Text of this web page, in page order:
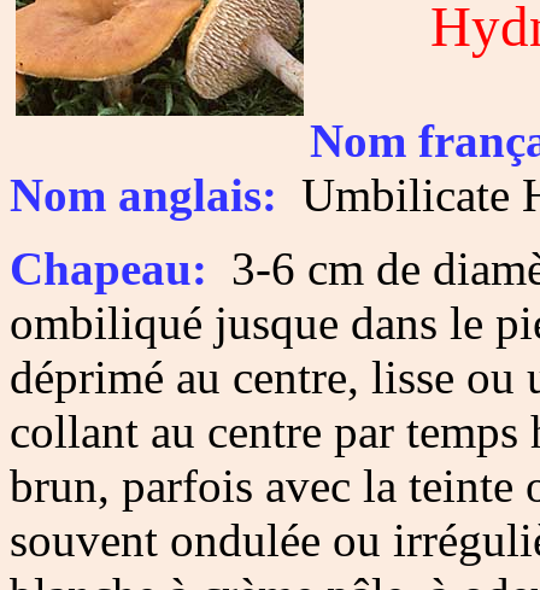
Nom
Nom anglais: Umbilicate
Chapeau: 3-6 cm de
ombiliqué jusque dans le
déprimé au centre, lisse ou
collant au centre par
brun, parfois avec la teinte
souvent ondulée ou